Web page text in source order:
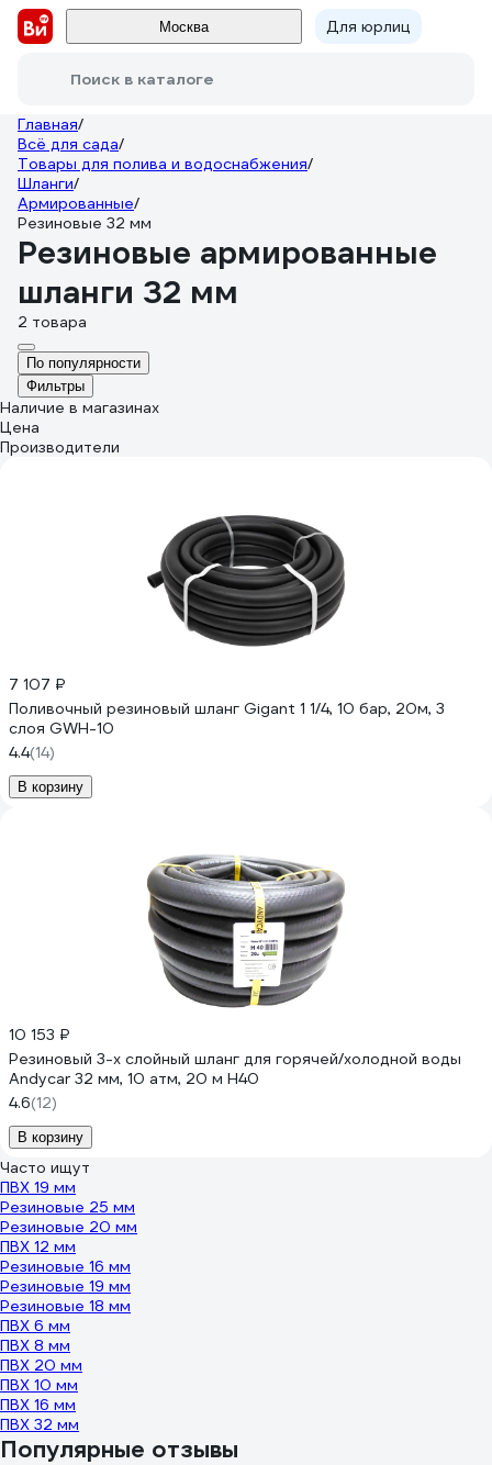
Москва Для юрлиц
Поиск в каталоге
Главная/
Всё для сада/
Товары для полива и водоснабжения/
Шланги/
Армированные/
Резиновые 32 мм
Резиновые армированные
шланги 32 мм
2 товара
По популярности
Фильтры
Наличие в магазинах
Цена
Производители
7 107 ₽
Поливочный резиновый шланг Gigant 1 1/4, 10 бар, 20м, 3
слоя GWH-10
4.4(14)
В корзину
10 153 ₽
Резиновый 3-х слойный шланг для горячей/холодной воды
Andycar 32 мм, 10 атм, 20 м H40
4.6(12)
В корзину
Часто ищут
ПВХ 19 мм
Резиновые 25 мм
Резиновые 20 мм
ПВХ 12 мм
Резиновые 16 мм
Резиновые 19 мм
Резиновые 18 мм
ПВХ 6 мм
ПВХ 8 мм
ПВХ 20 мм
ПВХ 10 мм
ПВХ 16 мм
ПВХ 32 мм
Популярные отзывы